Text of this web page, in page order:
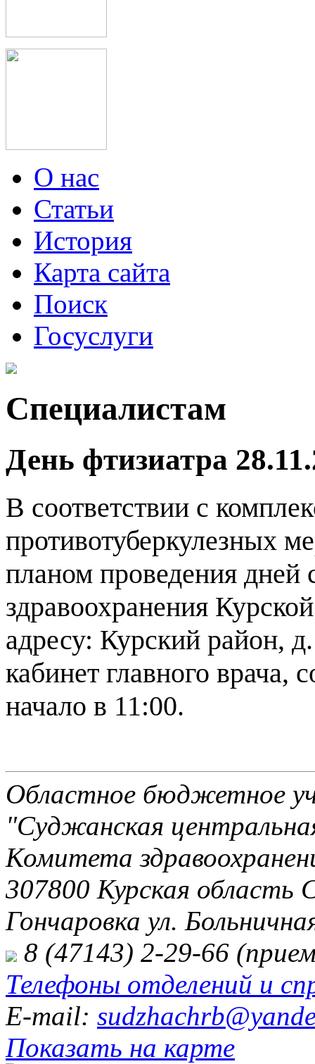
О нас
Статьи
История
Карта сайта
Поиск
Госуслуги
Специалистам
День фтизиатра
В соответствии с
противотуберкулезных
планом проведения дней
здравоохранения
адресу: Курский
кабинет главного врача,
начало в 11:00.
Областное бюджетное
"Суджанская
Комитета
307800 Курская область
Гончаровка ул.
8 (47143) 2-29-66
Телефоны отделений и
E-mail:
Показать на карте